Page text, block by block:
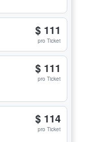
$ 111
pro Ticket
$ 111
pro Ticket
$ 114
pro Ticket